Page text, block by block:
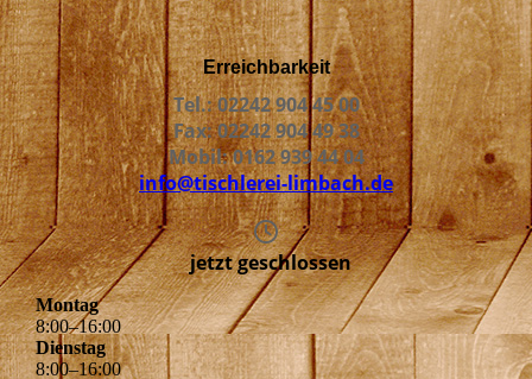
Erreichbarkeit
Tel.: 02242 904 45 00
Fax: 02242 904 49 38
Mobil: 0162 939 44 04
info@tischlerei-limbach.de
jetzt geschlossen
Montag
8:00–16:00
Dienstag
8:00–16:00